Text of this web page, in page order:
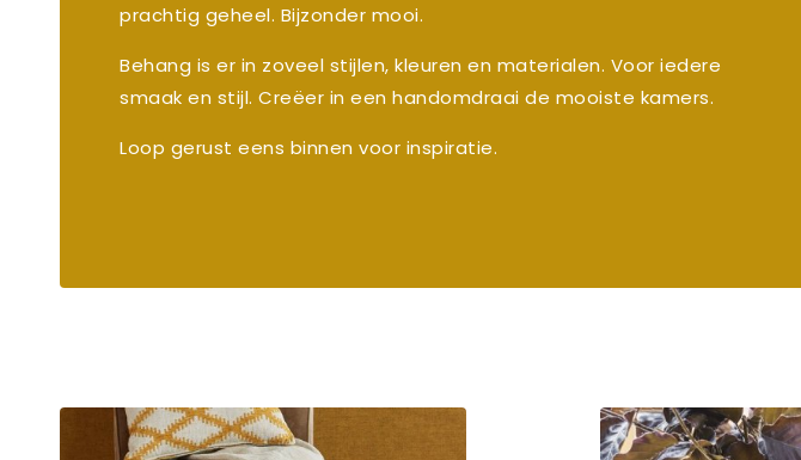
prachtig geheel. Bijzonder mooi.
Behang is er in zoveel stijlen, kleuren en materialen. Voor iedere
smaak en stijl. Creëer in een handomdraai de mooiste kamers.
Loop gerust eens binnen voor inspiratie.